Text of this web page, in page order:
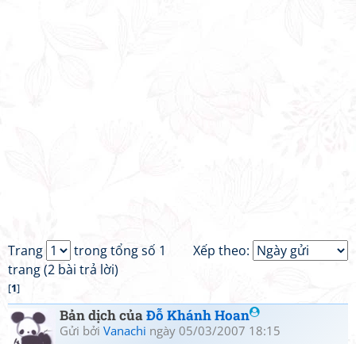
Xếp theo:
Trang
trong tổng số 1
trang (2 bài trả lời)
[1]
Bản dịch củaĐỗ Khánh Hoan
Gửi bởi Vanachi ngày 05/03/2007 18:15